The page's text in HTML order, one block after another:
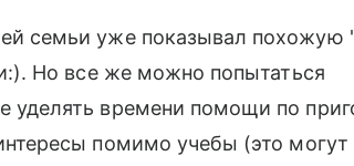
семьи уже показывал похожую
Но все же можно попытаться
уделять времени помощи по
помимо учебы (это могут